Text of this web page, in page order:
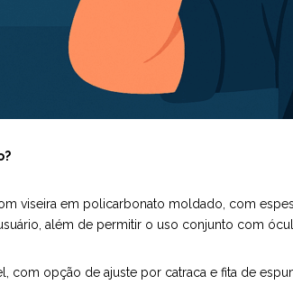
viseira em policarbonato moldado, com
além de permitir o uso conjunto com
com opção de ajuste por catraca e fita de